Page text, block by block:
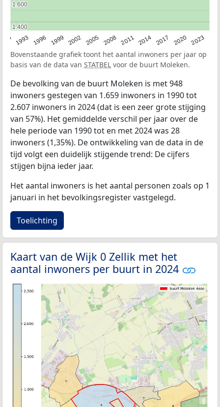
1993 1996 1999 2002 2005 2008 2011 2014 2017 2020 2023
1.400
1.400
1.600
1.600
Bovenstaande grafiek toont het aantal inwoners per jaar op
basis van de data van STATBEL voor de buurt Moleken.
De bevolking van de buurt Moleken is met 948
inwoners gestegen van 1.659 inwoners in 1990 tot
2.607 inwoners in 2024 (dat is een zeer grote stijging
van 57%). Het gemiddelde verschil per jaar over de
hele periode van 1990 tot en met 2024 was 28
inwoners (1,35%). De ontwikkeling van de data in de
tijd volgt een duidelijk stijgende trend: De cijfers
stijgen bijna ieder jaar.
Het aantal inwoners is het aantal personen zoals op 1
januari in het bevolkingsregister vastgelegd.
Toelichting
Kaart van de Wijk 0 Zellik met het
aantal inwoners per buurt in 2024